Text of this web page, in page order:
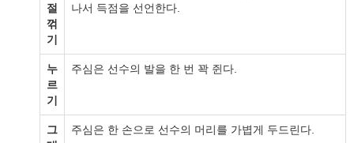
절
꺾
기
나서 득점을 선언한다.
누
르
기
주심은 선수의 발을 한 번 꽉 쥔다.
그
주심은 한 손으로 선수의 머리를 가볍게 두드린다.